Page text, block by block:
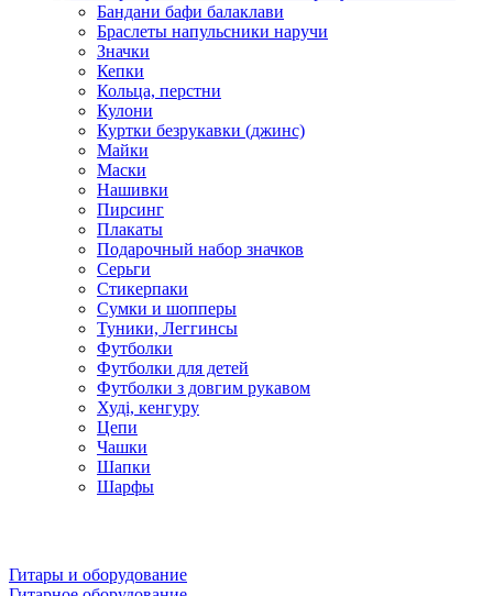
Бандани бафи балаклави
Браслеты напульсники наручи
Значки
Кепки
Кольца, перстни
Кулони
Куртки безрукавки (джинс)
Майки
Маски
Нашивки
Пирсинг
Плакаты
Подарочный набор значков
Серьги
Стикерпаки
Сумки и шопперы
Туники, Леггинсы
Футболки
Футболки для детей
Футболки з довгим рукавом
Худі, кенгуру
Цепи
Чашки
Шапки
Шарфы
Гитары и оборудование